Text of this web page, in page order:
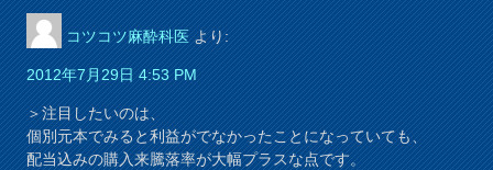
コツコツ麻酔科医 より:
2012年7月29日 4:53 PM
＞注目したいのは、
個別元本でみると利益がでなかったことになっていても、
配当込みの購入来騰落率が大幅プラスな点です。